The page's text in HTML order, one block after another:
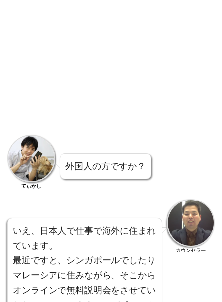
てぃかし
外国人の方ですか？
いえ、日本人で仕事で海外に住まれ
ています。
最近ですと、シンガポールでしたり
マレーシアに住みながら、そこから
オンラインで無料説明会をさせてい
カウンセラー